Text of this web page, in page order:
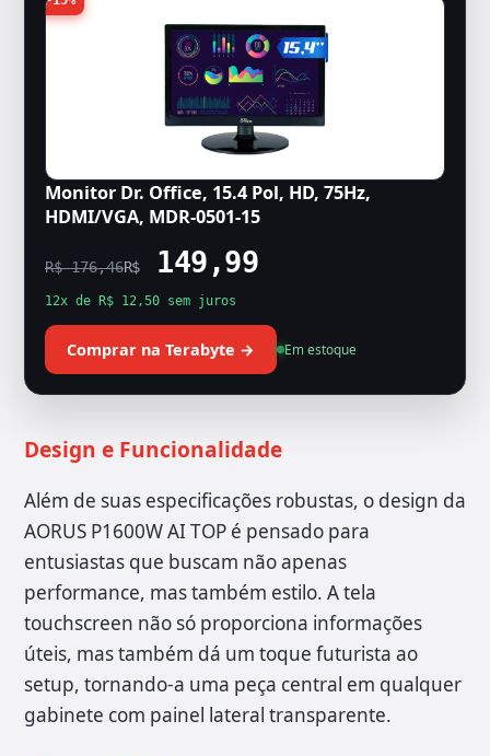
Monitor Dr. Office, 15.4 Pol, HD, 75Hz,
HDMI/VGA, MDR-0501-15
R$ 176,46R$149,99
12x de R$ 12,50 sem juros
Comprar na Terabyte → Em estoque
Design e Funcionalidade
Além de suas especificações robustas, o design da
AORUS P1600W AI TOP é pensado para
entusiastas que buscam não apenas
performance, mas também estilo. A tela
touchscreen não só proporciona informações
úteis, mas também dá um toque futurista ao
setup, tornando-a uma peça central em qualquer
gabinete com painel lateral transparente.